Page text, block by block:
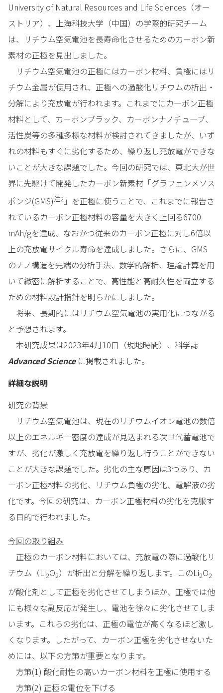
University of Natural Resources and Life Sciences（オー
ストリア）、上海科技大学（中国）の学際的研究チーム
は、リチウム空気電池を長寿命化させるためのカーボン新
素材の正極を見出しました。
リチウム空気電池の正極にはカーボン材料、負極にはリ
チウム金属が使用され、正極への過酸化リチウムの析出・
分解により充放電が行われます。これまでにカーボン正極
材料として、カーボンブラック、カーボンナノチューブ、
活性炭等の多種多様な材料が検討されてきましたが、いず
れの材料もすぐに劣化するため、繰り返し充放電ができな
いことが大きな課題でした。今回の研究では、東北大が世
界に先駆けて開発したカーボン新素材「グラフェンメソス
ポンジ(GMS)注2 」を正極に使うことで、これまでに報告さ
れているカーボン正極材料の容量を大きく上回る6700
mAh/gを達成、なおかつ従来のカーボン正極に対し6倍以
上の充放電サイクル寿命を達成しました。さらに、GMS
のナノ構造を先端の分析手法、数学的解析、理論計算を用
いて緻密に解析することで、高性能と高耐久性を両立する
ための材料設計指針を明らかにしました。
将来、長期的にはリチウム空気電池の実用化につながる
と予想されます。
本研究成果は2023年4月10日（現地時間）、科学誌
Advanced Scienceに掲載されました。
詳細な説明
研究の背景
リチウム空気電池は、現在のリチウムイオン電池の数倍
以上のエネルギー密度の達成が見込まれる次世代蓄電池で
すが、劣化が激しく充放電を繰り返し行うことができない
ことが大きな課題でした。劣化の主な原因は3つあり、カ
ーボン正極材料の劣化、リチウム負極の劣化、電解液の劣
化です。今回の研究は、カーボン正極材料の劣化を克服す
る目的で行われました。
今回の取り組み
正極のカーボン材料においては、充放電の際に過酸化リ
チウム（Li2O2）が析出と分解を繰り返します。このLi2O2
が酸化剤として正極を劣化させてしまうほか、正極では他
にも様々な副反応が発生し、電池を徐々に劣化させてしま
います。これらの劣化は、正極の電位が高くなるほど激し
くなります。したがって、カーボン正極を劣化させないた
めには、以下の方策が重要となります。
方策(1) 酸化耐性の高いカーボン材料を正極に使用する
方策(2) 正極の電位を下げる